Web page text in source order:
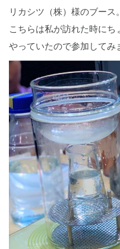
リカシツ（株）様のブース。
こちらは私が訪れた時に
やっていたので参加してみ